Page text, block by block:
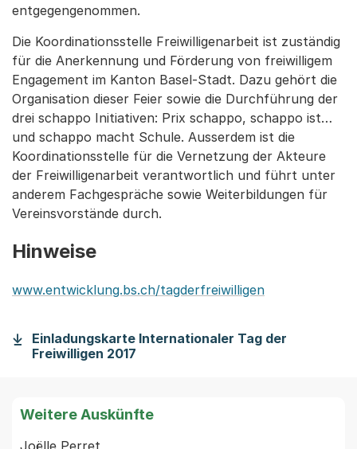
entgegengenommen.
Die Koordinationsstelle Freiwilligenarbeit ist zuständig
für die Anerkennung und Förderung von freiwilligem
Engagement im Kanton Basel-Stadt. Dazu gehört die
Organisation dieser Feier sowie die Durchführung der
drei schappo Initiativen: Prix schappo, schappo ist…
und schappo macht Schule. Ausserdem ist die
Koordinationsstelle für die Vernetzung der Akteure
der Freiwilligenarbeit verantwortlich und führt unter
anderem Fachgespräche sowie Weiterbildungen für
Vereinsvorstände durch.
Hinweise
www.entwicklung.bs.ch/tagderfreiwilligen
Einladungskarte Internationaler Tag der
Freiwilligen 2017
Weitere Auskünfte
Joëlle Perret